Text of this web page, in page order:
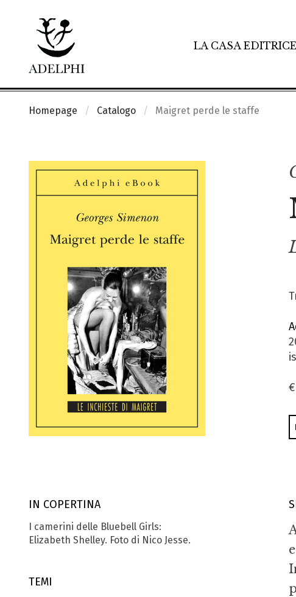
LA CASA EDITRICE
Homepage Catalogo Maigret perde le staffe
IN COPERTINA
I camerini delle Bluebell Girls:
Elizabeth Shelley. Foto di Nico Jesse.
TEMI